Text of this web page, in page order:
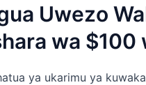
Uwezo
wa $100
ya ukarimu ya